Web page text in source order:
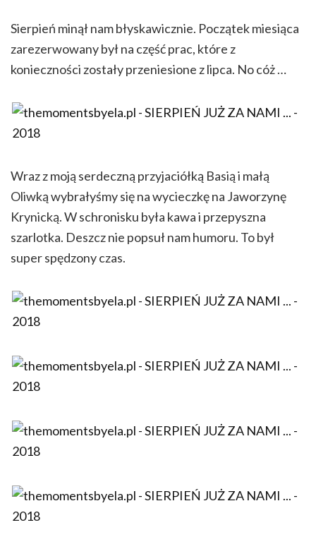
Sierpień minął nam błyskawicznie. Początek miesiąca
zarezerwowany był na część prac, które z
konieczności zostały przeniesione z lipca. No cóż …
Wraz z moją serdeczną przyjaciółką Basią i małą
Oliwką wybrałyśmy się na wycieczkę na Jaworzynę
Krynicką. W schronisku była kawa i przepyszna
szarlotka. Deszcz nie popsuł nam humoru. To był
super spędzony czas.